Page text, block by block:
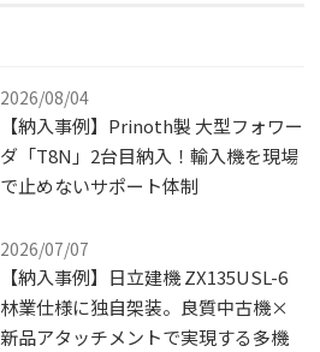
2026/08/04
【納入事例】Prinoth製 大型フォワー
ダ「T8N」2台目納入！輸入機を現場
で止めないサポート体制
2026/07/07
【納入事例】日立建機 ZX135USL-6
林業仕様に独自架装。良質中古機×
新品アタッチメントで実現する多機